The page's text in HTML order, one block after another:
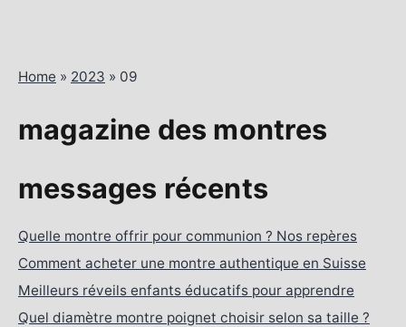
Home » 2023 » 09
magazine des montres
messages récents
Quelle montre offrir pour communion ? Nos repères
Comment acheter une montre authentique en Suisse
Meilleurs réveils enfants éducatifs pour apprendre
Quel diamètre montre poignet choisir selon sa taille ?